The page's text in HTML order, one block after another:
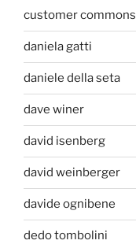
customer commons
daniela gatti
daniele della seta
dave winer
david isenberg
david weinberger
davide ognibene
dedo tombolini